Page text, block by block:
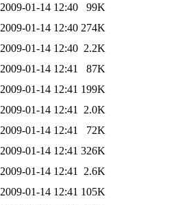
2009-01-14 12:40
99K
2009-01-14 12:40 274K
2009-01-14 12:40 2.2K
2009-01-14 12:41
87K
2009-01-14 12:41 199K
2009-01-14 12:41
2.0K
2009-01-14 12:41
72K
2009-01-14 12:41 326K
2009-01-14 12:41
2.6K
2009-01-14 12:41 105K